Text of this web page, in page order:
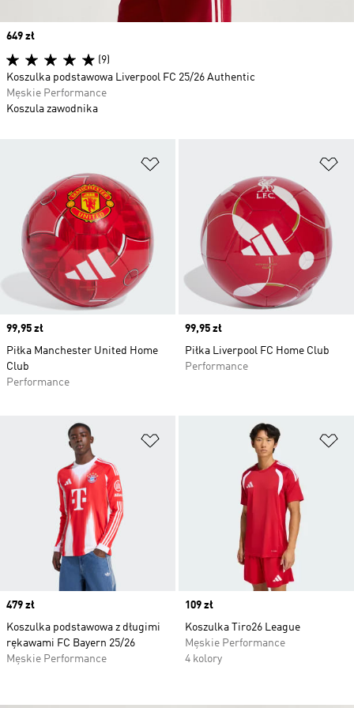
Price
99,95 zł
Piłka Manchester United Home
Club
Performance
Price
99,95 zł
Piłka Liverpool FC Home Club
Performance
Dodaj do listy życzeń
Price
479 zł
Koszulka podstawowa z długimi
rękawami FC Bayern 25/26
Męskie Performance
Price
109 zł
Koszulka Tiro26 League
Męskie Performance
4 kolory
Price
649 zł
(9)
Koszulka podstawowa Liverpool FC 25/26 Authentic
Męskie Performance
Koszula zawodnika